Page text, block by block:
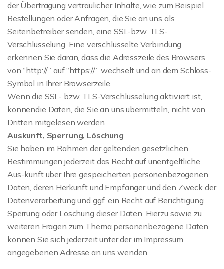
der Übertragung vertraulicher Inhalte, wie zum Beispiel
Bestellungen oder Anfragen, die Sie an uns als
Seitenbetreiber senden, eine SSL-bzw. TLS-
Verschlüsselung. Eine verschlüsselte Verbindung
erkennen Sie daran, dass die Adresszeile des Browsers
von “http://” auf “https://” wechselt und an dem Schloss-
Symbol in Ihrer Browserzeile.
Wenn die SSL- bzw. TLS-Verschlüsselung aktiviert ist,
könnendie Daten, die Sie an uns übermitteln, nicht von
Dritten mitgelesen werden.
Auskunft, Sperrung, Löschung
Sie haben im Rahmen der geltenden gesetzlichen
Bestimmungen jederzeit das Recht auf unentgeltliche
Aus-kunft über Ihre gespeicherten personenbezogenen
Daten, deren Herkunft und Empfänger und den Zweck der
Datenverarbeitung und ggf. ein Recht auf Berichtigung,
Sperrung oder Löschung dieser Daten. Hierzu sowie zu
weiteren Fragen zum Thema personenbezogene Daten
können Sie sich jederzeit unter der im Impressum
angegebenen Adresse an uns wenden.